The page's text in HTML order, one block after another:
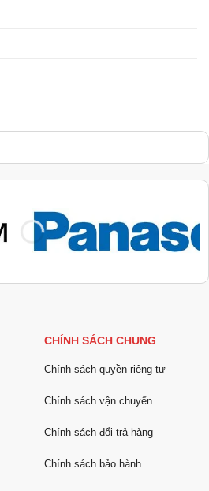
CHÍNH SÁCH CHUNG
Chính sách quyền riêng tư
Chính sách vận chuyển
Chính sách đổi trả hàng
Chính sách bảo hành